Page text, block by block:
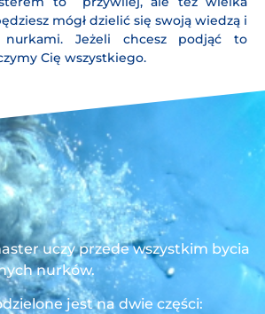
mógł dzielić się swoją wiedzą i
Jeżeli chcesz podjąć to
Cię wszystkiego.
uczy przede wszystkim bycia
nurków.
jest na dwie części: